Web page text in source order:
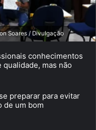
Soares / Divulgação
conhecimentos
mas não
preparar para evitar
de um bom